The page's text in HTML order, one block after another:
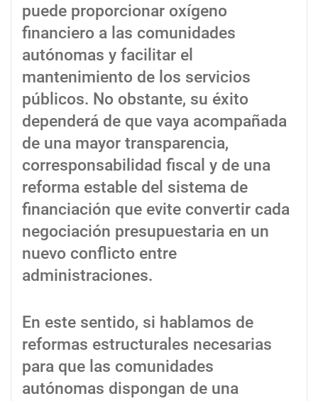
puede proporcionar oxígeno
financiero a las comunidades
autónomas y facilitar el
mantenimiento de los servicios
públicos. No obstante, su éxito
dependerá de que vaya acompañada
de una mayor transparencia,
corresponsabilidad fiscal y de una
reforma estable del sistema de
financiación que evite convertir cada
negociación presupuestaria en un
nuevo conflicto entre
administraciones.
En este sentido, si hablamos de
reformas estructurales necesarias
para que las comunidades
autónomas dispongan de una